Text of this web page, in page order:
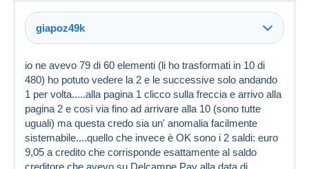
giapoz49k
io ne avevo 79 di 60 elementi (li ho trasformati in 10 di
480) ho potuto vedere la 2 e le successive solo andando
1 per volta.....alla pagina 1 clicco sulla freccia e arrivo alla
pagina 2 e così via fino ad arrivare alla 10 (sono tutte
uguali) ma questa credo sia un' anomalia facilmente
sistemabile....quello che invece è OK sono i 2 saldi: euro
9,05 a credito che corrisponde esattamente al saldo
creditore che avevo su Delcampe Pay alla data di